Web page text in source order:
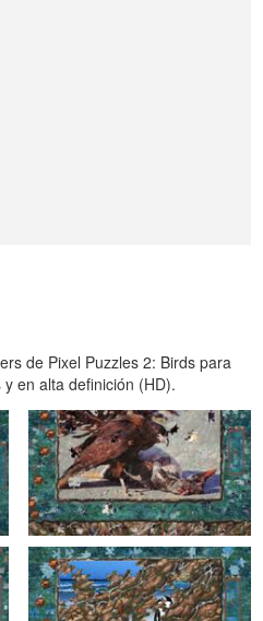
de Pixel Puzzles 2: Birds para
en alta definición (HD).